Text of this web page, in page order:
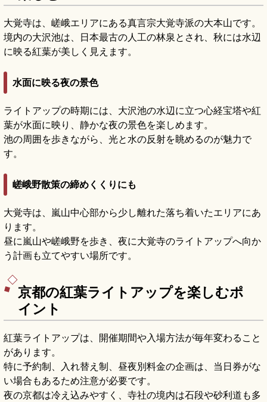
大覚寺は、嵯峨エリアにある真言宗大覚寺派の大本山です。
境内の大沢池は、日本最古の人工の林泉とされ、秋には水辺
に映る紅葉が美しく見えます。
水面に映る夜の景色
ライトアップの時期には、大沢池の水辺に立つ心経宝塔や紅
葉が水面に映り、静かな夜の景色を楽しめます。
池の周囲を歩きながら、光と水の反射を眺めるのが魅力で
す。
嵯峨野散策の締めくくりにも
大覚寺は、嵐山中心部から少し離れた落ち着いたエリアにあ
ります。
昼に嵐山や嵯峨野を歩き、夜に大覚寺のライトアップへ向か
う計画も立てやすい場所です。
京都の紅葉ライトアップを楽しむポ
イント
紅葉ライトアップは、開催期間や入場方法が毎年変わること
があります。
特に予約制、入れ替え制、昼夜別料金の企画は、当日券がな
い場合もあるため注意が必要です。
夜の京都は冷え込みやすく、寺社の境内は石段や砂利道も多